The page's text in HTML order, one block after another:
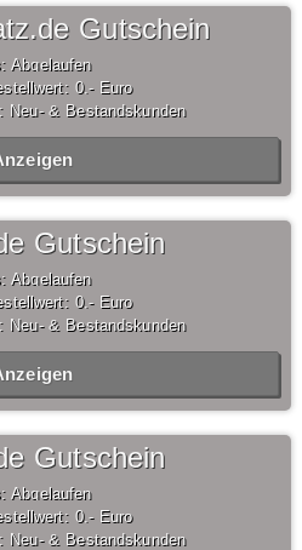
Gutschein
Abgelaufen
0,- Euro
Neu- & Bestandskunden
Gutschein
Abgelaufen
0,- Euro
Neu- & Bestandskunden
Gutschein
Abgelaufen
0,- Euro
Neu- & Bestandskunden